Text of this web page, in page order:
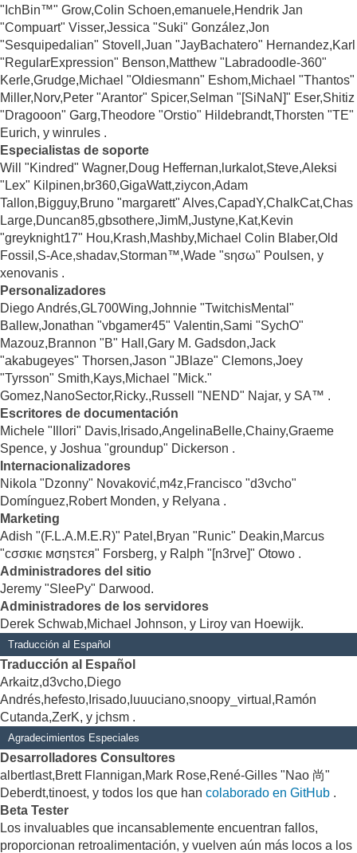
"IchBin™" Grow,Colin Schoen,emanuele,Hendrik Jan
"Compuart" Visser,Jessica "Suki" González,Jon
"Sesquipedalian" Stovell,Juan "JayBachatero" Hernandez,Karl
"RegularExpression" Benson,Matthew "Labradoodle-360"
Kerle,Grudge,Michael "Oldiesmann" Eshom,Michael "Thantos"
Miller,Norv,Peter "Arantor" Spicer,Selman "[SiNaN]" Eser,Shitiz
"Dragooon" Garg,Theodore "Orstio" Hildebrandt,Thorsten "TE"
Eurich, y winrules .
Especialistas de soporte
Will "Kindred" Wagner,Doug Heffernan,lurkalot,Steve,Aleksi
"Lex" Kilpinen,br360,GigaWatt,ziycon,Adam
Tallon,Bigguy,Bruno "margarett" Alves,CapadY,ChalkCat,Chas
Large,Duncan85,gbsothere,JimM,Justyne,Kat,Kevin
"greyknight17" Hou,Krash,Mashby,Michael Colin Blaber,Old
Fossil,S-Ace,shadav,Storman™,Wade "sησω" Poulsen, y
xenovanis .
Personalizadores
Diego Andrés,GL700Wing,Johnnie "TwitchisMental"
Ballew,Jonathan "vbgamer45" Valentin,Sami "SychO"
Mazouz,Brannon "B" Hall,Gary M. Gadsdon,Jack
"akabugeyes" Thorsen,Jason "JBlaze" Clemons,Joey
"Tyrsson" Smith,Kays,Michael "Mick."
Gomez,NanoSector,Ricky.,Russell "NEND" Najar, y SA™ .
Escritores de documentación
Michele "Illori" Davis,Irisado,AngelinaBelle,Chainy,Graeme
Spence, y Joshua "groundup" Dickerson .
Internacionalizadores
Nikola "Dzonny" Novaković,m4z,Francisco "d3vcho"
Domínguez,Robert Monden, y Relyana .
Marketing
Adish "(F.L.A.M.E.R)" Patel,Bryan "Runic" Deakin,Marcus
"cσσкιє мσηѕтєя" Forsberg, y Ralph "[n3rve]" Otowo .
Administradores del sitio
Jeremy "SleePy" Darwood.
Administradores de los servidores
Derek Schwab,Michael Johnson, y Liroy van Hoewijk.
Traducción al Español
Traducción al Español
Arkaitz,d3vcho,Diego
Andrés,hefesto,Irisado,luuuciano,snoopy_virtual,Ramón
Cutanda,ZerK, y jchsm .
Agradecimientos Especiales
Desarrolladores Consultores
albertlast,Brett Flannigan,Mark Rose,René-Gilles "Nao 尚"
Deberdt,tinoest, y todos los que han colaborado en GitHub .
Beta Tester
Los invaluables que incansablemente encuentran fallos,
proporcionan retroalimentación, y vuelven aún más locos a los